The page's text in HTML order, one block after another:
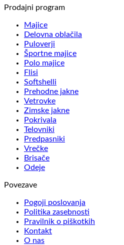
Prodajni program
Majice
Delovna oblačila
Puloverji
Športne majice
Polo majice
Flisi
Softshelli
Prehodne jakne
Vetrovke
Zimske jakne
Pokrivala
Telovniki
Predpasniki
Vrečke
Brisače
Odeje
Povezave
Pogoji poslovanja
Politika zasebnosti
Pravilnik o piškotkih
Kontakt
O nas